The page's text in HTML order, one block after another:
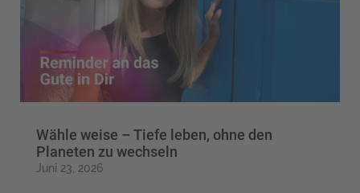
Wähle weise – Tiefe leben, ohne den
Planeten zu wechseln
Juni 23, 2026